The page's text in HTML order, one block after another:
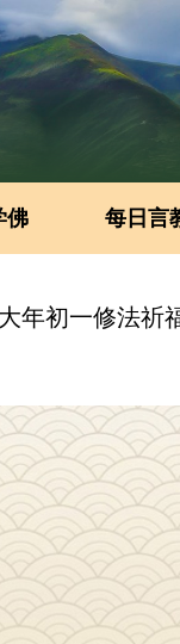
佛 每日言
大年初一修法祈